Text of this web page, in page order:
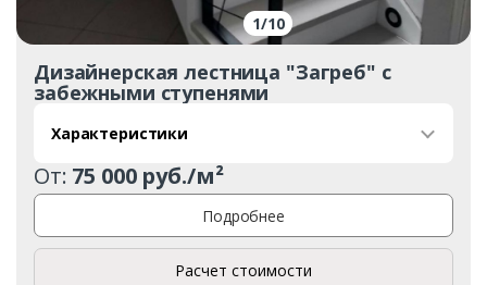
1/10
Дизайнерская лестница "Загреб" с
забежными ступенями
Характеристики
От: 75 000 руб./м²
Подробнее
Расчет стоимости